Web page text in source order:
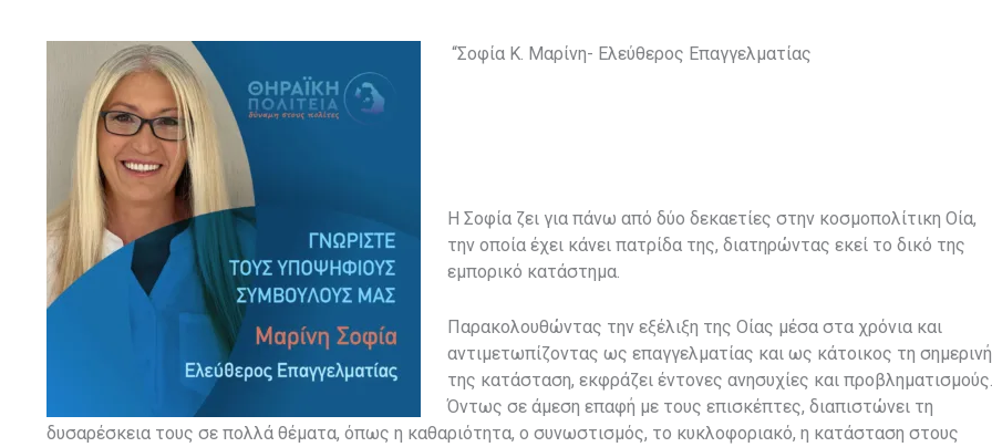
“Σοφία K. Μαρίνη- Ελεύθερος Επαγγελματίας
H Σοφία ζει για πάνω από δύο δεκαετίες στην κοσμοπολίτικη Οία,
την οποία έχει κάνει πατρίδα της, διατηρώντας εκεί το δικό της
εμπορικό κατάστημα.
Παρακολουθώντας την εξέλιξη της Οίας μέσα στα χρόνια και
αντιμετωπίζοντας ως επαγγελματίας και ως κάτοικος τη σημερινή
της κατάσταση, εκφράζει έντονες ανησυχίες και προβληματισμούς.
Όντως σε άμεση επαφή με τους επισκέπτες, διαπιστώνει τη
δυσαρέσκεια τους σε πολλά θέματα, όπως η καθαριότητα, ο συνωστισμός, το κυκλοφοριακό, η κατάσταση στους